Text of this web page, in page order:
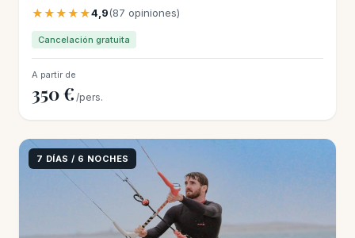
★★★★★4,9(87 opiniones)
Cancelación gratuita
A partir de
350 € /pers.
7 DÍAS / 6 NOCHES